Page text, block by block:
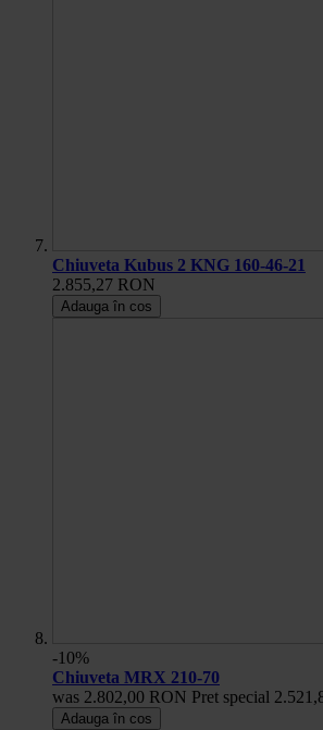
Chiuveta Kubus 2 KNG 160-46-21
2.855,27 RON
Adauga în cos
-10%
Chiuveta MRX 210-70
was 2.802,00 RON Pret special
Adauga în cos